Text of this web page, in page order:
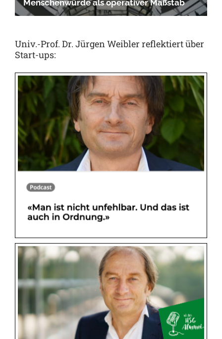
Univ.-Prof. Dr. Jürgen Weibler reflektiert über
Start-ups: